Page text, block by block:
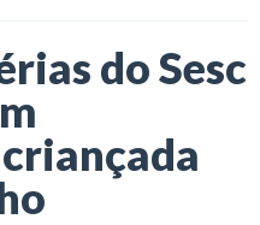
do Sesc